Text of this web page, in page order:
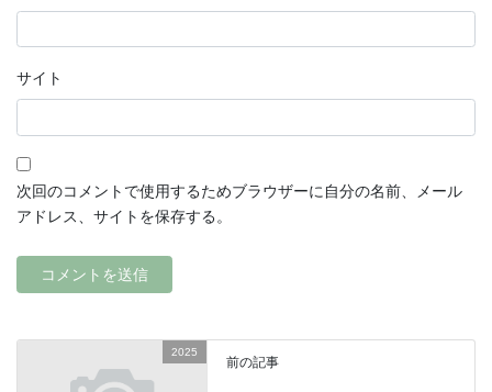
サイト
次回のコメントで使用するためブラウザーに自分の名前、メール
アドレス、サイトを保存する。
2025
前の記事